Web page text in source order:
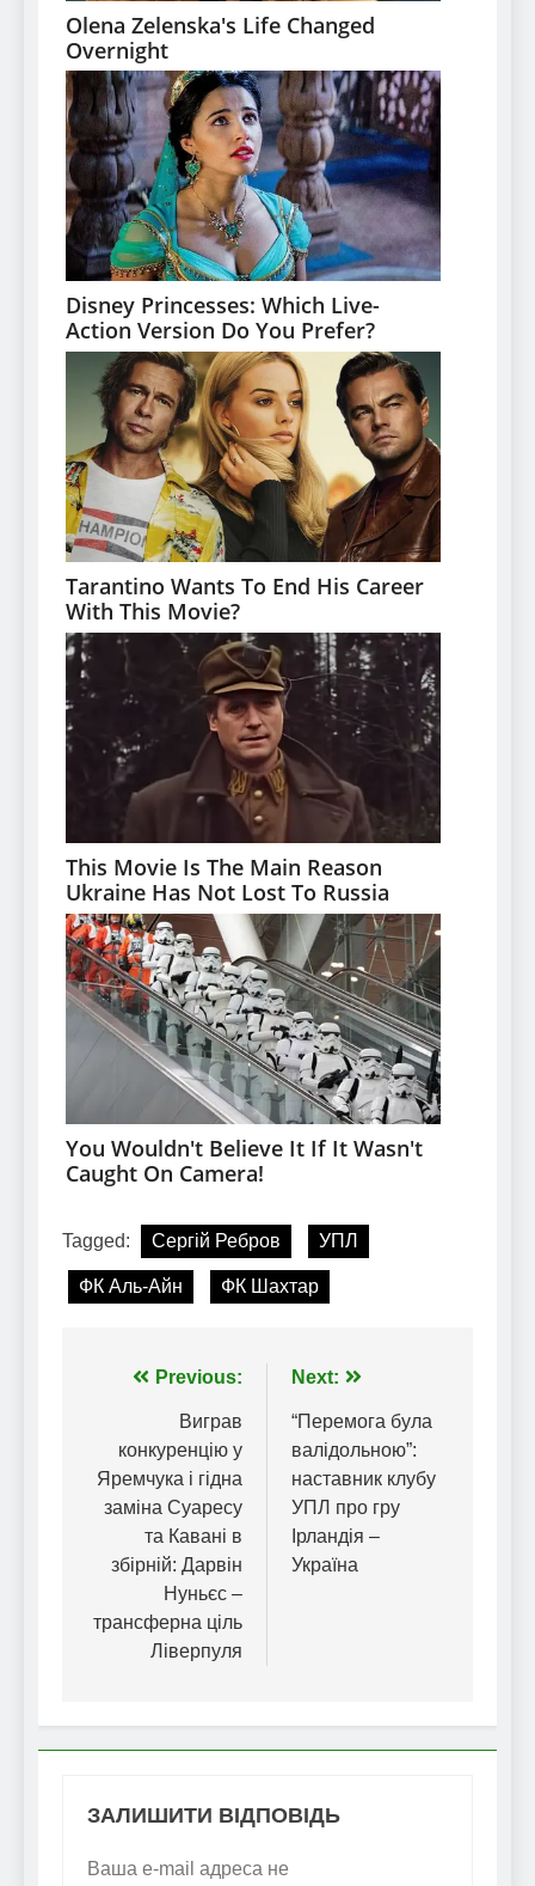
Tagged: Сергій Ребров УПЛ
ФК Аль-Айн ФК Шахтар
Навігація
записів
Previous:
Виграв
конкуренцію у
Яремчука і гідна
заміна Суаресу
та Кавані в
збірній: Дарвін
Нуньєс –
трансферна ціль
Ліверпуля
Next:
“Перемога була
валідольною”:
наставник клубу
УПЛ про гру
Ірландія –
Україна
ЗАЛИШИТИ ВІДПОВІДЬ
Ваша e-mail адреса не